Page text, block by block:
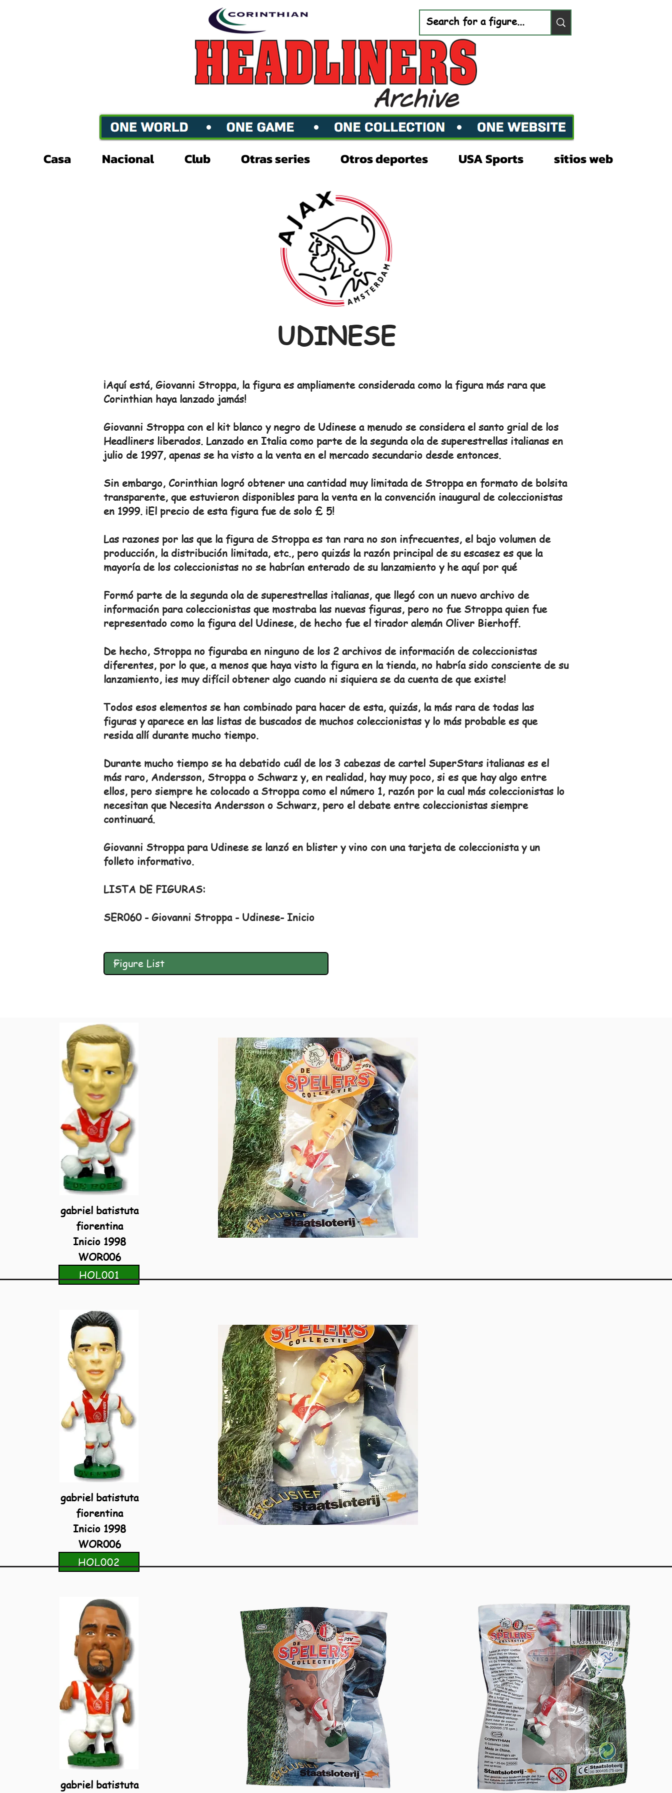
Casa Nacional Club Otras series Otros deportes USA Sports sitios web
UDINESE
¡Aquí está, Giovanni Stroppa, la figura es ampliamente considerada como la figura más rara que
Corinthian haya lanzado jamás!
Giovanni Stroppa con el kit blanco y negro de Udinese a menudo se considera el santo grial de los
Headliners liberados. Lanzado en Italia como parte de la segunda ola de superestrellas italianas en
julio de 1997, apenas se ha visto a la venta en el mercado secundario desde entonces.
Sin embargo, Corinthian logró obtener una cantidad muy limitada de Stroppa en formato de bolsita
transparente, que estuvieron disponibles para la venta en la convención inaugural de coleccionistas
en 1999. ¡El precio de esta figura fue de solo £ 5!
Las razones por las que la figura de Stroppa es tan rara no son infrecuentes, el bajo volumen de
producción, la distribución limitada, etc., pero quizás la razón principal de su escasez es que la
mayoría de los coleccionistas no se habrían enterado de su lanzamiento y he aquí por qué
Formó parte de la segunda ola de superestrellas italianas, que llegó con un nuevo archivo de
información para coleccionistas que mostraba las nuevas figuras, pero no fue Stroppa quien fue
representado como la figura del Udinese, de hecho fue el tirador alemán Oliver Bierhoff.
De hecho, Stroppa no figuraba en ninguno de los 2 archivos de información de coleccionistas
diferentes, por lo que, a menos que haya visto la figura en la tienda, no habría sido consciente de su
lanzamiento, ¡es muy difícil obtener algo cuando ni siquiera se da cuenta de que existe!
Todos esos elementos se han combinado para hacer de esta, quizás, la más rara de todas las
figuras y aparece en las listas de buscados de muchos coleccionistas y lo más probable es que
resida allí durante mucho tiempo.
Durante mucho tiempo se ha debatido cuál de los 3 cabezas de cartel SuperStars italianas es el
más raro, Andersson, Stroppa o Schwarz y, en realidad, hay muy poco, si es que hay algo entre
ellos, pero siempre he colocado a Stroppa como el número 1, razón por la cual más coleccionistas lo
necesitan que Necesita Andersson o Schwarz, pero el debate entre coleccionistas siempre
continuará.
Giovanni Stroppa para Udinese se lanzó en blister y vino con una tarjeta de coleccionista y un
folleto informativo.
LISTA DE FIGURAS:
SER060 - Giovanni Stroppa - Udinese- Inicio
gabriel batistuta
fiorentina
Inicio 1998
WOR006
HOL001
gabriel batistuta
fiorentina
Inicio 1998
WOR006
HOL002
gabriel batistuta